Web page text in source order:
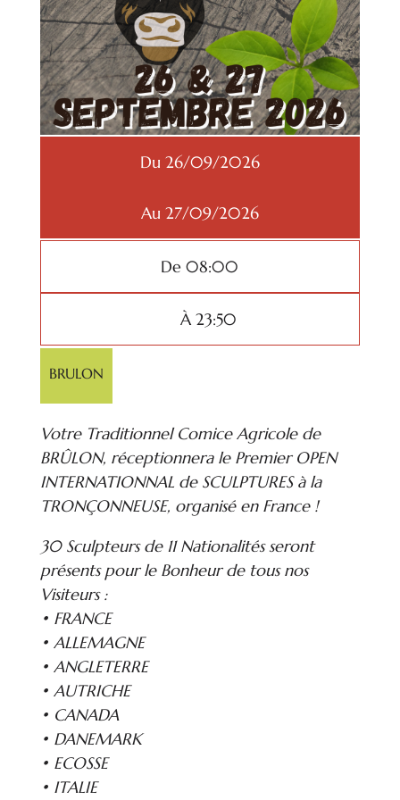
Du 26/09/2026
Au 27/09/2026
De 08:00
À 23:50
BRULON
Votre Traditionnel Comice Agricole de
BRÛLON, réceptionnera le Premier OPEN
INTERNATIONNAL de SCULPTURES à la
TRONÇONNEUSE, organisé en France !
30 Sculpteurs de 11 Nationalités seront
présents pour le Bonheur de tous nos
Visiteurs :
• FRANCE
• ALLEMAGNE
• ANGLETERRE
• AUTRICHE
• CANADA
• DANEMARK
• ECOSSE
• ITALIE